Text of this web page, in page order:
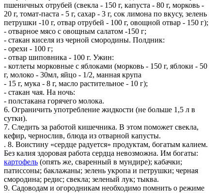
пшеничных отрубей (свекла - 150 г, капуста - 80 г, морковь -
20 г, томат-паста - 5 г, сахар - 3 г, сок лимона по вкусу, зелень
петрушки -10 г, отвар отрубей - 100 г, овощной отвар - 150 г);
- отварное мясо с овощным салатом -150 г;
- стакан киселя из черной смородины. Полдник:
- орехи - 100 г;
- отвар шиповника - 100 г. Ужин:
- котлеты морковные с яблоками (морковь - 150 г, яблоки - 50
г, молоко - 30мл, яйцо - 1/2, манная крупа
- 15 г, мука - 8 г, масло растительное - 10 г);
- стакан чая. На ночь:
- полстакана горячего молока.
6. Ограничить употребление жидкости (не больше 1,5 л в
сутки).
7. Следить за работой кишечника. В этом поможет свекла,
кефир, чернослив, блюда из отварной капусты.
. 8. Воистину «сердце радуется» продуктам, богатым калием.
Без калия здоровая работа сердца невозможна. Им богаты:
картофель (опять же, сваренный в мундире); кабачки;
патиссоны; баклажаны; зелень укропа и петрушки; черная
смородина; редис; свекла; зеленый лук; тыква.
9. Садоводам и огородникам необходимо помнить о режиме